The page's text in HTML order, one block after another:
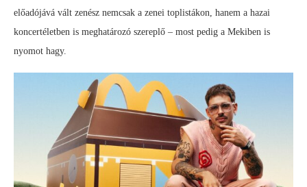
előadójává vált zenész nemcsak a zenei toplistákon, hanem a hazai
koncertéletben is meghatározó szereplő – most pedig a Mekiben is
nyomot hagy.